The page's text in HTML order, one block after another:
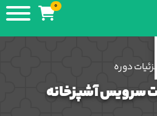
0
جزئیات دوره
سرویس آشپزخانه